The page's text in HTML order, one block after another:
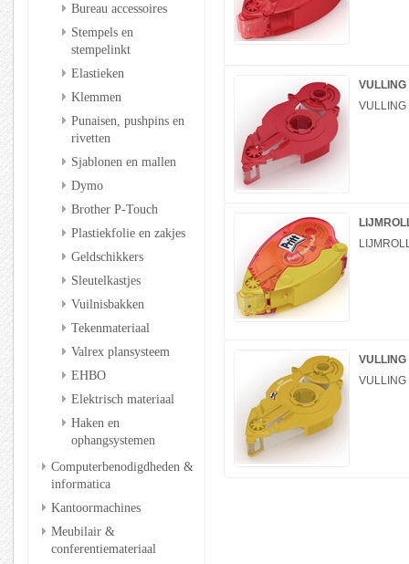
Bureau accessoires
Stempels en
stempelinkt
Elastieken
Klemmen
Punaisen, pushpins en
rivetten
Sjablonen en mallen
Dymo
Brother P-Touch
Plastiekfolie en zakjes
Geldschikkers
Sleutelkastjes
Vuilnisbakken
Tekenmateriaal
Valrex plansysteem
EHBO
Elektrisch materiaal
Haken en
ophangsystemen
Computerbenodigdheden &
informatica
Kantoormachines
Meubilair &
conferentiemateriaal
VULLING
VULLING
VULLING